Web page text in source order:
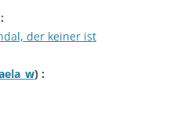
der keiner ist
) :